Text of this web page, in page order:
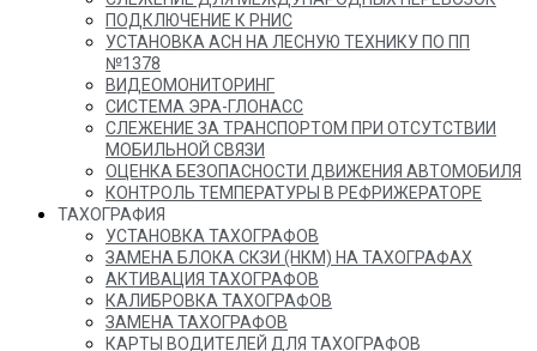
ПОДКЛЮЧЕНИЕ К РНИС
УСТАНОВКА АСН НА ЛЕСНУЮ ТЕХНИКУ ПО ПП
№1378
ВИДЕОМОНИТОРИНГ
СИСТЕМА ЭРА-ГЛОНАСС
СЛЕЖЕНИЕ ЗА ТРАНСПОРТОМ ПРИ ОТСУТСТВИИ
МОБИЛЬНОЙ СВЯЗИ
ОЦЕНКА БЕЗОПАСНОСТИ ДВИЖЕНИЯ АВТОМОБИЛЯ
КОНТРОЛЬ ТЕМПЕРАТУРЫ В РЕФРИЖЕРАТОРЕ
ТАХОГРАФИЯ
УСТАНОВКА ТАХОГРАФОВ
ЗАМЕНА БЛОКА СКЗИ (НКМ) НА ТАХОГРАФАХ
АКТИВАЦИЯ ТАХОГРАФОВ
КАЛИБРОВКА ТАХОГРАФОВ
ЗАМЕНА ТАХОГРАФОВ
КАРТЫ ВОДИТЕЛЕЙ ДЛЯ ТАХОГРАФОВ